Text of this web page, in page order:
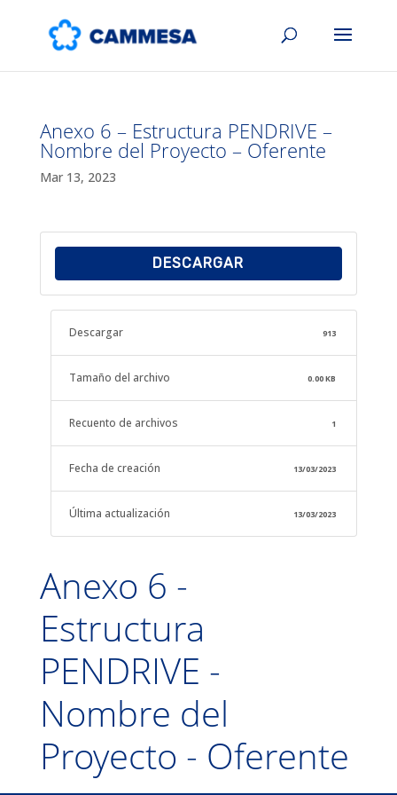
Anexo 6 – Estructura PENDRIVE –
Nombre del Proyecto – Oferente
Mar 13, 2023
DESCARGAR
Descargar 913
Tamaño del archivo 0.00 KB
Recuento de archivos 1
Fecha de creación 13/03/2023
Última actualización 13/03/2023
Anexo 6 -
Estructura
PENDRIVE -
Nombre del
Proyecto - Oferente